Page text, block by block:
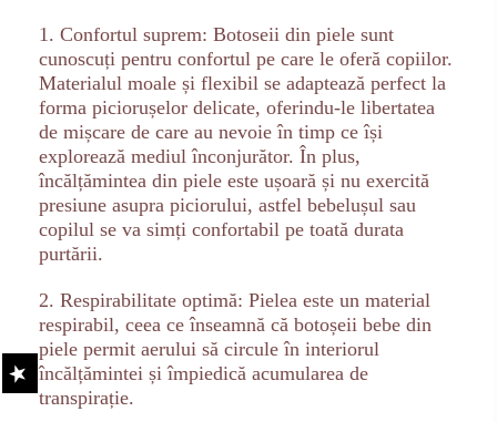
1. Confortul suprem: Botoseii din piele sunt
cunoscuți pentru confortul pe care le oferă copiilor.
Materialul moale și flexibil se adaptează perfect la
forma piciorușelor delicate, oferindu-le libertatea
de mișcare de care au nevoie în timp ce își
explorează mediul înconjurător. În plus,
încălțămintea din piele este ușoară și nu exercită
presiune asupra piciorului, astfel bebelușul sau
copilul se va simți confortabil pe toată durata
purtării.
2. Respirabilitate optimă: Pielea este un material
respirabil, ceea ce înseamnă că botoșeii bebe din
piele permit aerului să circule în interiorul
încălțămintei și împiedică acumularea de
transpirație.